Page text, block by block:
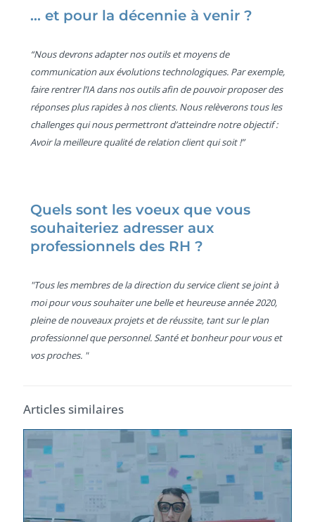
... et pour la décennie à venir ?
“Nous devrons adapter nos outils et moyens de
communication aux évolutions technologiques. Par exemple,
faire rentrer l’IA dans nos outils afin de pouvoir proposer des
réponses plus rapides à nos clients. Nous relèverons tous les
challenges qui nous permettront d’atteindre notre objectif :
Avoir la meilleure qualité de relation client qui soit !”
Quels sont les voeux que vous
souhaiteriez adresser aux
professionnels des RH ?
"Tous les membres de la direction du service client se joint à
moi pour vous souhaiter une belle et heureuse année 2020,
pleine de nouveaux projets et de réussite, tant sur le plan
professionnel que personnel. Santé et bonheur pour vous et
vos proches. "
Articles similaires